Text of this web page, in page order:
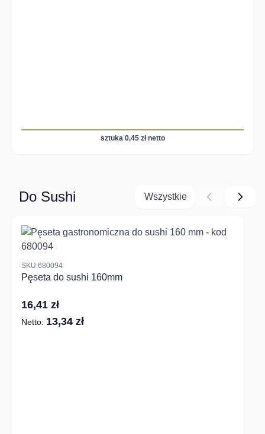
sztuka 0,45 zł netto
Do Sushi Wszystkie
SKU:680094
Pęseta do sushi 160mm
16,41 zł
13,34 zł